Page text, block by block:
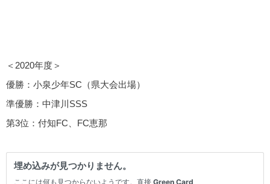
＜2020年度＞
優勝：小泉少年SC（県大会出場）
準優勝：中津川SSS
第3位：付知FC、FC恵那